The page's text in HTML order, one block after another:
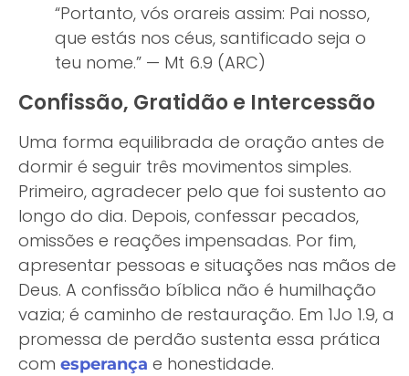
“Portanto, vós orareis assim: Pai nosso,
que estás nos céus, santificado seja o
teu nome.” — Mt 6.9 (ARC)
Confissão, Gratidão e Intercessão
Uma forma equilibrada de oração antes de
dormir é seguir três movimentos simples.
Primeiro, agradecer pelo que foi sustento ao
longo do dia. Depois, confessar pecados,
omissões e reações impensadas. Por fim,
apresentar pessoas e situações nas mãos de
Deus. A confissão bíblica não é humilhação
vazia; é caminho de restauração. Em 1Jo 1.9, a
promessa de perdão sustenta essa prática
com esperança e honestidade.